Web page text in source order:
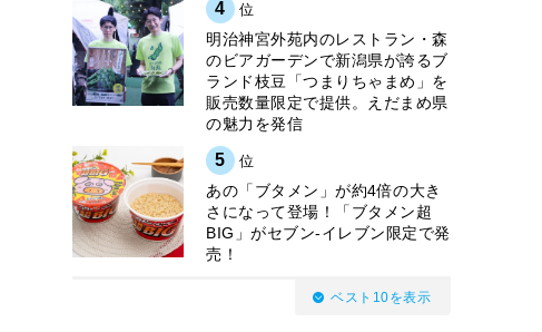
4 位
明治神宮外苑内のレストラン・森
のビアガーデンで新潟県が誇るブ
ランド枝豆「つまりちゃまめ」を
販売数量限定で提供。えだまめ県
の魅力を発信
5 位
あの「ブタメン」が約4倍の大き
さになって登場！「ブタメン超
BIG」がセブン‐イレブン限定で発
売！
ベスト10を表示